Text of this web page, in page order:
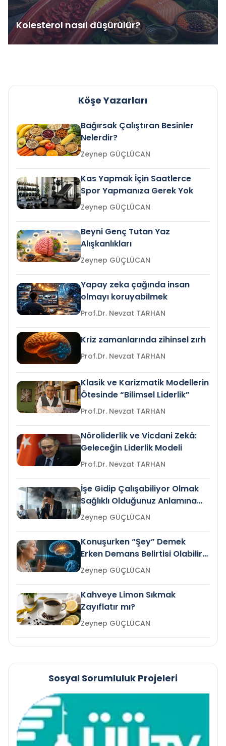
Kolesterol nasıl düşürülür?
Köşe Yazarları
Bağırsak Çalıştıran Besinler
Nelerdir?
Zeynep GÜÇLÜCAN
Kas Yapmak İçin Saatlerce
Spor Yapmanıza Gerek Yok
Zeynep GÜÇLÜCAN
Beyni Genç Tutan Yaz
Alışkanlıkları
Zeynep GÜÇLÜCAN
Yapay zeka çağında insan
olmayı koruyabilmek
Prof.Dr. Nevzat TARHAN
Kriz zamanlarında zihinsel zırh
Prof.Dr. Nevzat TARHAN
Klasik ve Karizmatik Modellerin
Ötesinde “Bilimsel Liderlik”
Prof.Dr. Nevzat TARHAN
Nöroliderlik ve Vicdani Zekâ:
Geleceğin Liderlik Modeli
Prof.Dr. Nevzat TARHAN
İşe Gidip Çalışabiliyor Olmak
Sağlıklı Olduğunuz Anlamına
Gelir mi?Zeynep GÜÇLÜCAN
Konuşurken “Şey” Demek
Erken Demans Belirtisi Olabilir
mi?
Zeynep GÜÇLÜCAN
Kahveye Limon Sıkmak
Zayıflatır mı?
Zeynep GÜÇLÜCAN
Sosyal Sorumluluk Projeleri